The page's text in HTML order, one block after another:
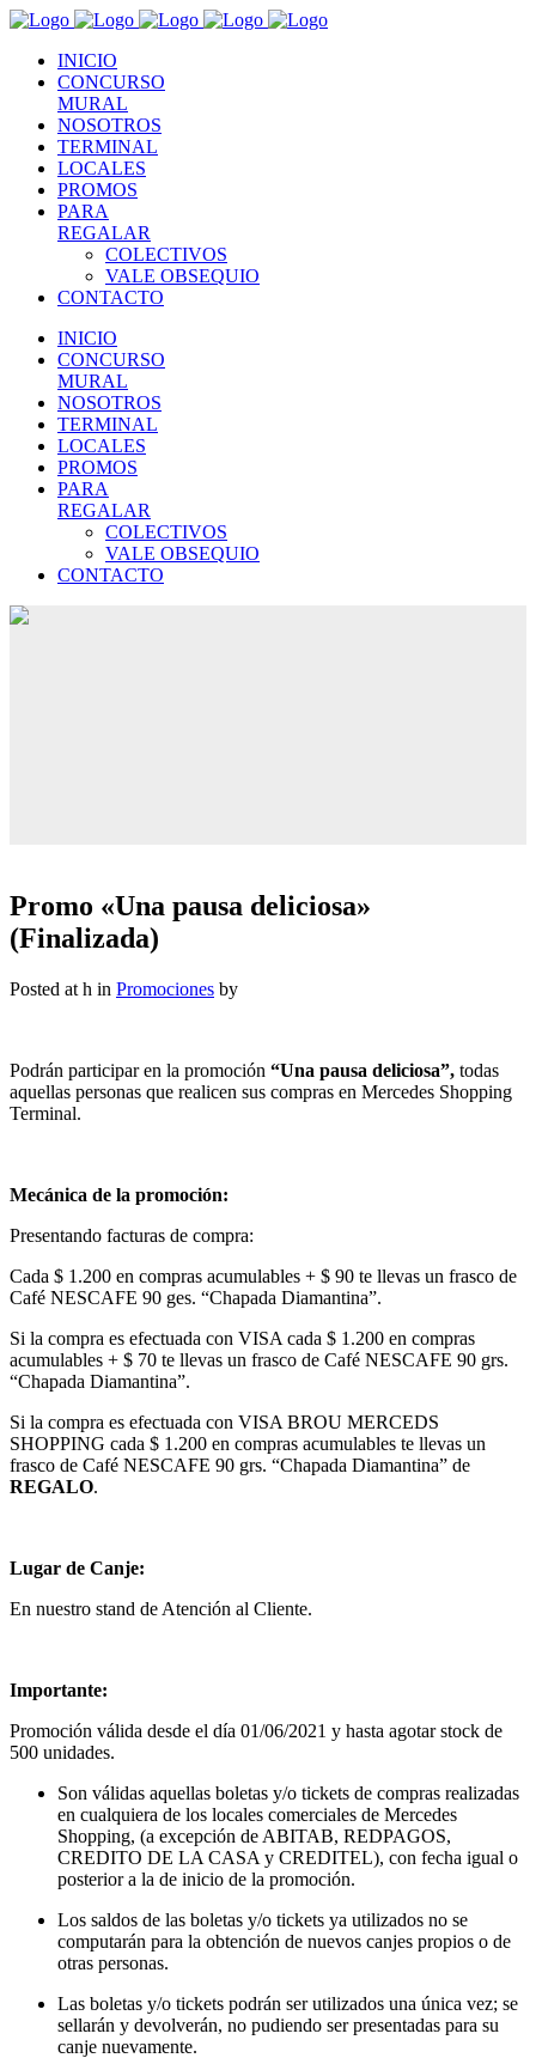
INICIO
CONCURSO
MURAL
NOSOTROS
TERMINAL
LOCALES
PROMOS
PARA
REGALAR
COLECTIVOS
VALE OBSEQUIO
CONTACTO
INICIO
CONCURSO
MURAL
NOSOTROS
TERMINAL
LOCALES
PROMOS
PARA
REGALAR
COLECTIVOS
VALE OBSEQUIO
CONTACTO
Promo «Una pausa deliciosa»
(Finalizada)
Posted at h in Promociones by
Podrán participar en la promoción “Una pausa deliciosa”, todas
aquellas personas que realicen sus compras en Mercedes Shopping
Terminal.
Mecánica de la promoción:
Presentando facturas de compra:
Cada $ 1.200 en compras acumulables + $ 90 te llevas un frasco de
Café NESCAFE 90 ges. “Chapada Diamantina”.
Si la compra es efectuada con VISA cada $ 1.200 en compras
acumulables + $ 70 te llevas un frasco de Café NESCAFE 90 grs.
“Chapada Diamantina”.
Si la compra es efectuada con VISA BROU MERCEDS
SHOPPING cada $ 1.200 en compras acumulables te llevas un
frasco de Café NESCAFE 90 grs. “Chapada Diamantina” de
REGALO.
Lugar de Canje:
En nuestro stand de Atención al Cliente.
Importante:
Promoción válida desde el día 01/06/2021 y hasta agotar stock de
500 unidades.
Son válidas aquellas boletas y/o tickets de compras realizadas
en cualquiera de los locales comerciales de Mercedes
Shopping, (a excepción de ABITAB, REDPAGOS,
CREDITO DE LA CASA y CREDITEL), con fecha igual o
posterior a la de inicio de la promoción.
Los saldos de las boletas y/o tickets ya utilizados no se
computarán para la obtención de nuevos canjes propios o de
otras personas.
Las boletas y/o tickets podrán ser utilizados una única vez; se
sellarán y devolverán, no pudiendo ser presentadas para su
canje nuevamente.